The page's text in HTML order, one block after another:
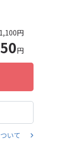
円
円
いて